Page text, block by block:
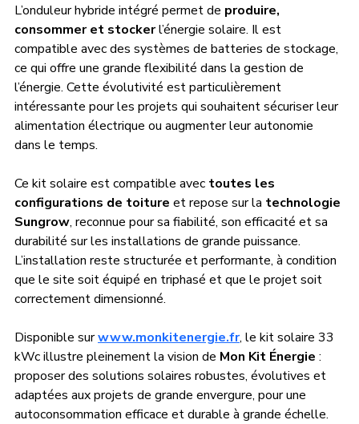
L’onduleur hybride intégré permet de produire,
consommer et stocker l’énergie solaire. Il est
compatible avec des systèmes de batteries de stockage,
ce qui offre une grande flexibilité dans la gestion de
l’énergie. Cette évolutivité est particulièrement
intéressante pour les projets qui souhaitent sécuriser leur
alimentation électrique ou augmenter leur autonomie
dans le temps.
Ce kit solaire est compatible avec toutes les
configurations de toiture et repose sur la technologie
Sungrow, reconnue pour sa fiabilité, son efficacité et sa
durabilité sur les installations de grande puissance.
L’installation reste structurée et performante, à condition
que le site soit équipé en triphasé et que le projet soit
correctement dimensionné.
Disponible sur www.monkitenergie.fr, le kit solaire 33
kWc illustre pleinement la vision de Mon Kit Énergie :
proposer des solutions solaires robustes, évolutives et
adaptées aux projets de grande envergure, pour une
autoconsommation efficace et durable à grande échelle.